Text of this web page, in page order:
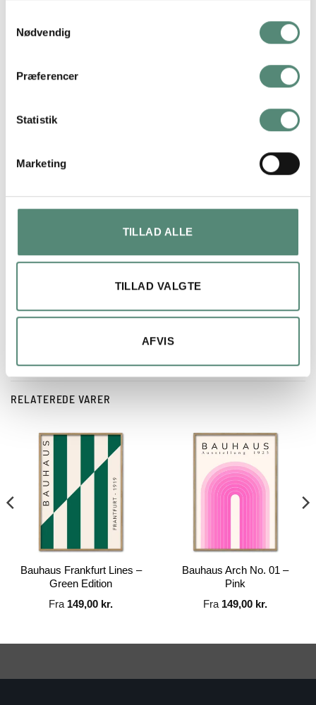
Nødvendig
Præferencer
Statistik
Marketing
TILLAD ALLE
TILLAD VALGTE
AFVIS
4 måneder siden
Hurtig levering og perfekt produkt.
RELATEREDE VARER
Bauhaus Frankfurt Lines –
Green Edition
Fra 149,00 kr.
Bauhaus Arch No. 01 –
Pink
Fra 149,00 kr.